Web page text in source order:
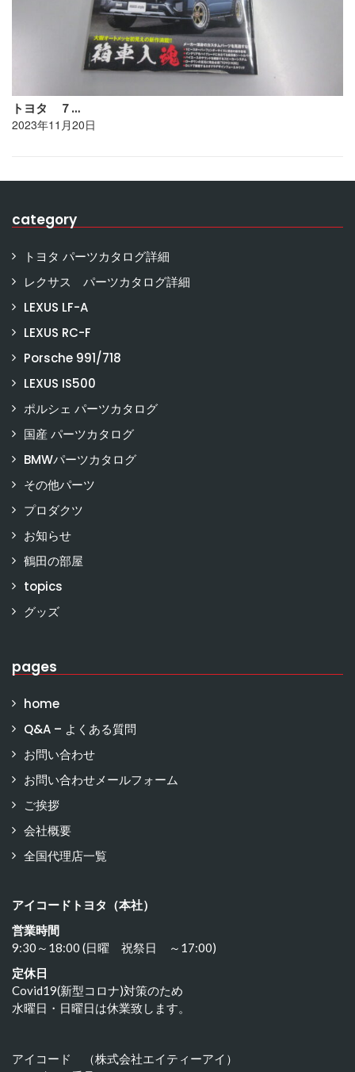
トヨタ ７…
2023年11月20日
category
トヨタ パーツカタログ詳細
レクサス パーツカタログ詳細
LEXUS LF-A
LEXUS RC-F
Porsche 991/718
LEXUS IS500
ポルシェ パーツカタログ
国産 パーツカタログ
BMWパーツカタログ
その他パーツ
プロダクツ
お知らせ
鶴田の部屋
topics
グッズ
pages
home
Q&A – よくある質問
お問い合わせ
お問い合わせメールフォーム
ご挨拶
会社概要
全国代理店一覧
アイコードトヨタ（本社）
営業時間
9:30～18:00 (日曜 祝祭日 ～17:00)
定休日
Covid19(新型コロナ)対策のため
水曜日・日曜日は休業致します。
アイコード （株式会社エイティーアイ）